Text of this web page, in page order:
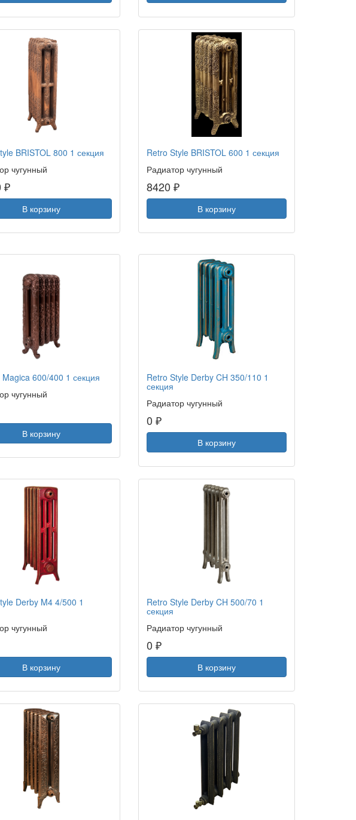
BRISTOL 800 1 секция
чугунный
₽
В корзину
Retro Style BRISTOL 600 1 секция
Радиатор чугунный
8420 ₽
В корзину
Magica 600/400 1 секция
чугунный
В корзину
Retro Style Derby CH 350/110 1
секция
Радиатор чугунный
0 ₽
В корзину
Derby M4 4/500 1
чугунный
В корзину
Retro Style Derby CH 500/70 1
секция
Радиатор чугунный
0 ₽
В корзину